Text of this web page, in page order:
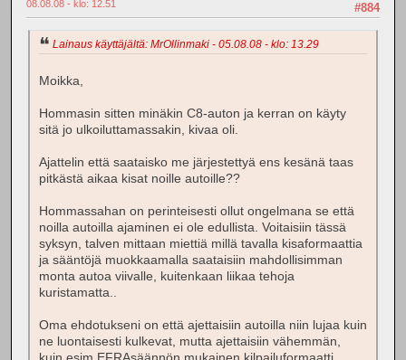
#884
08.08.08 - klo: 12.51
Lainaus käyttäjältä: MrOllinmaki - 05.08.08 - klo: 13.29
Moikka,
Hommasin sitten minäkin C8-auton ja kerran on käyty
sitä jo ulkoiluttamassakin, kivaa oli.
Ajattelin että saataisko me järjestettyä ens kesänä taas
pitkästä aikaa kisat noille autoille??
Hommassahan on perinteisesti ollut ongelmana se että
noilla autoilla ajaminen ei ole edullista. Voitaisiin tässä
syksyn, talven mittaan miettiä millä tavalla kisaformaattia
ja sääntöjä muokkaamalla saataisiin mahdollisimman
monta autoa viivalle, kuitenkaan liikaa tehoja
kuristamatta..
Oma ehdotukseni on että ajettaisiin autoilla niin lujaa kuin
ne luontaisesti kulkevat, mutta ajettaisiin vähemmän,